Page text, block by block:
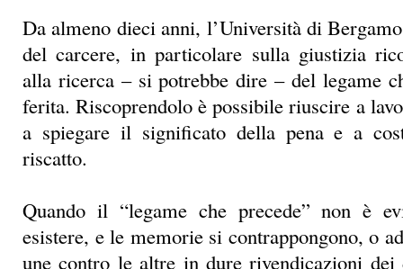
riscatto.
Quando il “legame che precede” non è
esistere, e le memorie si contrappongono, o
une contro le altre in dure rivendicazioni
costruire una convivenza e un incontro?
comune di responsabilità, nel quale le
intrecciarsi e allo stesso tempo essere